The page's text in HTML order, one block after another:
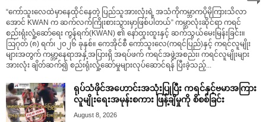
“ကော်သူးလေထဲမှာနေထိုင်နေတဲ့ ပြည်သူအားလုံးရဲ့ အသံကိုကမ္ဘာကပိုမိုကြားသိလာ
အောင် KWAN က ဆက်လက်ကြိုးစားသွားမှာဖြစ်ပါတယ်” ကမ္ဘာလုံးဆိုင်ရာ ကရင်
စည်းရုံးလှုံ့ဆော်ရေး ကွန်ရက်(KWAN) ၏ နော်ထူးထူးနှင့် ဆက်သွယ်မေးမြန်းခြင်း။
ဩဂုတ် (၈) ရက်၊ ၂၀၂၆ ခုနှစ်။ ကေအိုင်စီ ကော်သူးလေ(ကရင်ပြည်)နှင့် ကရင်လူမျိုး
များအတွက် ကမ္ဘာ့နေရာအနှံ့အပြားရှိ အရပ်ဖက် ကရင်အဖွဲ့အစည်း၊ ကရင်လူမျိုးများ
အားလုံး ချိတ်ဆက်၍ စည်းရုံးလှုံ့ဆော်မှုများလုပ်ဆောင်ရန် ပြီးခဲ့သည့်...
ရုပ်သံဖိုင်အဟောင်းအသုံးပြုပြီး ကရင်နှင့်ဗမာအကြား
လူမျိုးရေးအမုန်းစကား ဖြန့်ချိမှုကို စိစစ်ခြင်း
August 8, 2026